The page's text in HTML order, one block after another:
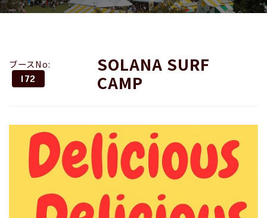
ブースNo:
172
SOLANA SURF
CAMP